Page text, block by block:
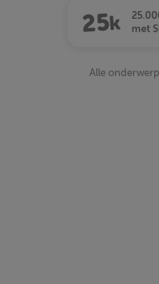
met
Alle